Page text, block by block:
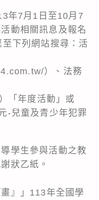
年7月1日至10月7
動相關訊息及報名
下列網站搜尋：活
）、法務
「年度活動」或
-兒童及青少年犯罪
學生參與活動之教
狀乙紙。
』」113年全國學